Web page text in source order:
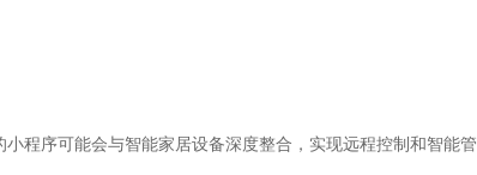
程序可能会与智能家居设备深度整合，实现远程控制和智能管